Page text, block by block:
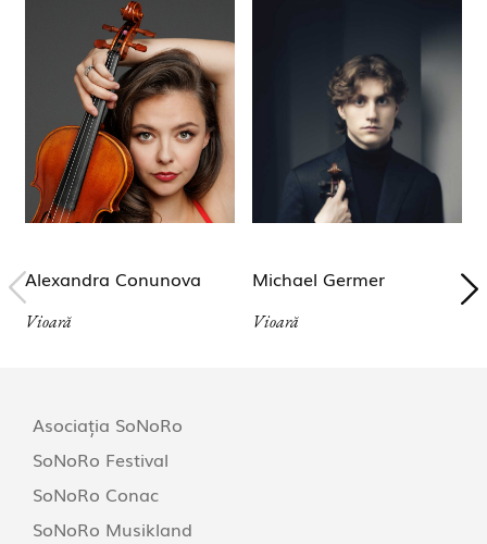
Alexandra Conunova
Vioară
Michael Germer
Vioară
Asociația SoNoRo
SoNoRo Festival
SoNoRo Conac
SoNoRo Musikland